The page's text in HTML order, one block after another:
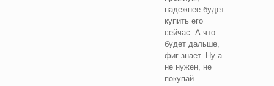
надежнее будет
купить его
сейчас. А что
будет дальше,
фиг знает. Ну а
не нужен, не
покупай.